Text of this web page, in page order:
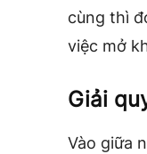
cùng thì
việc mở
Giải
Vào giữa